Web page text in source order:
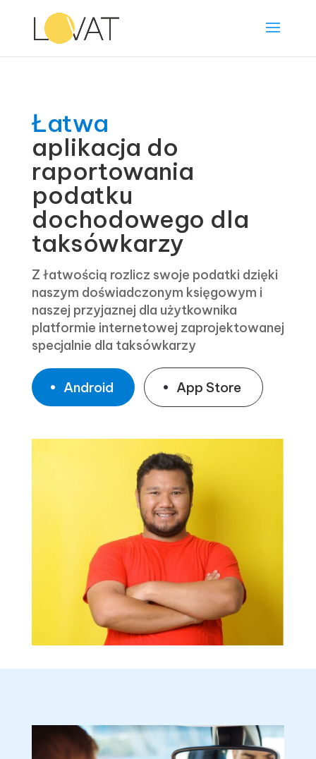
Łatwa
aplikacja do
raportowania
podatku
dochodowego dla
taksówkarzy
Z łatwością rozlicz swoje podatki dzięki
naszym doświadczonym księgowym i
naszej przyjaznej dla użytkownika
platformie internetowej zaprojektowanej
specjalnie dla taksówkarzy
Android App Store